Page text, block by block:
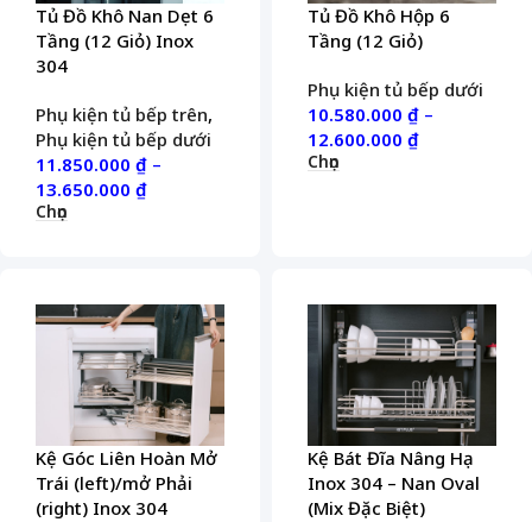
Tủ Đồ Khô Nan Dẹt 6
Tầng (12 Giỏ) Inox
304
Phụ kiện tủ bếp trên,
Phụ kiện tủ bếp dưới
11.850.000 ₫ –
13.650.000 ₫
Chọn
Tủ Đồ Khô Hộp 6
Tầng (12 Giỏ)
Phụ kiện tủ bếp dưới
10.580.000 ₫ –
12.600.000 ₫
Chọn
Kệ Góc Liên Hoàn Mở
Trái (left)/mở Phải
(right) Inox 304
Kệ Bát Đĩa Nâng Hạ
Inox 304 – Nan Oval
(Mix Đặc Biệt)